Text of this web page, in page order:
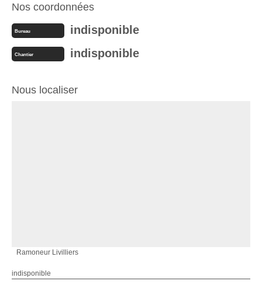
Nos coordonnées
Bureau indisponible
Chantier indisponible
Nous localiser
Ramoneur Livilliers
indisponible